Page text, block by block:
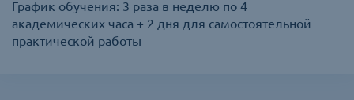
График обучения: 3 раза в неделю по 4
академических часа + 2 дня для самостоятельной
практической работы